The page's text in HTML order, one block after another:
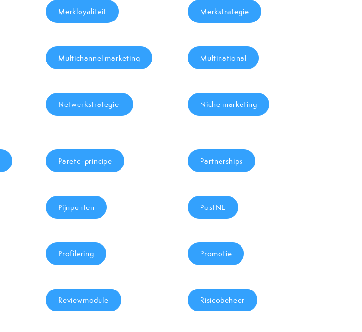
Merkloyaliteit Merkstrategie
Multichannel marketing Multinational
Netwerkstrategie Niche marketing
Pareto-principe Partnerships
Pijnpunten PostNL
Profilering Promotie
Reviewmodule Risicobeheer